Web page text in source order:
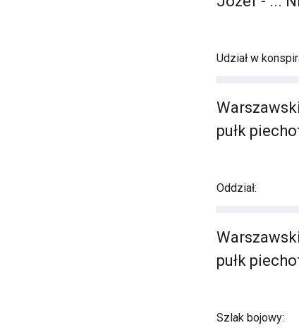
Udział w
pułk
Oddział:
pułk
Szlak bojowy: